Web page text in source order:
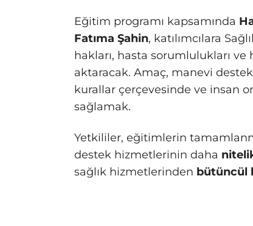
Eğitim programı kapsamında
Fatıma Şahin, katılımcılara
hakları, hasta sorumlulukları
aktaracak. Amaç, manevi
kurallar çerçevesinde ve insan
sağlamak.
Yetkililer, eğitimlerin
destek hizmetlerinin daha
sağlık hizmetlerinden bütüncül